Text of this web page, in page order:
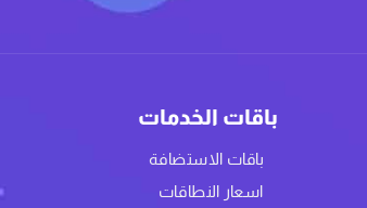
باقات الخدمات
باقات الاستضافة
اسعار النطاقات